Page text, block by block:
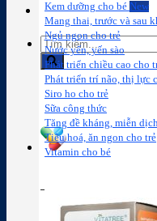
Sữa công
thức
Kem dưỡng cho bé
Mang thai, trước và sau
Ngủ ngon cho trẻ
Nước yến, yến sào
Phát triển chiều cao cho
Phát triển trí não, thị lực
Siro ho cho trẻ
Sữa công thức
Tăng đề kháng, miễn
Tiêu hoá, ăn ngon cho trẻ
Vitamin cho bé